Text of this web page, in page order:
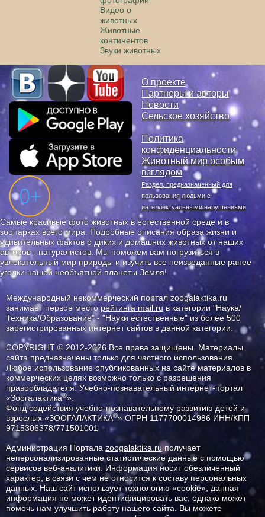
Видео о
животных
Животные
континентов
Звуки животных
О проекте
Партнеры и авторы
Новости
Сельское хозяйство
Политика
конфиденциальности
Животный мир особым
взглядом
Раздел, предназначенный для
пользования людьми с
интеллектуальными нарушениями
Самые красивые фото животных в естественной среде и в
зоопарках всего мира. Подробные описания образа жизни и
удивительных фактов о диких и домашних животных от наших
авторов - натуралистов. Мы поможем вам погрузиться в
увлекательный мир природы и изучить все неизведанные ранее
уголки нашей необъятной планеты Земля!
Международный некоммерческий портал zoogalaktika.ru
занимает первое месторейтинга mail.ru в категории "Наука/
Техника/Образование" - "Науки естественные" из более 500
зарегистрированных интернет сайтов в данной категории.
COPYRIGHT © 2012-2026 Все права защищены. Материалы
сайта предназначены только для частного использования.
Любое использование опубликованных на сайте материалов в
коммерческих целях возможно только с разрешения
правообладателя: Учебно-познавательный интернет-портал
«Зоогалактика®».
Фонд содействия учебно-познавательному развитию детей и
взрослых «ЗООГАЛАКТИКА®» ОГРН 1177700014986 ИНН/КПП
9715306378/771501001
Администрация Портала zoogalaktika.ruполучает
неперсонализированные статистические данные с помощью
сервисов веб-аналитики. Информация носит обезличенный
характер, в связи с чем не относится к составу персональных
данных. Наш сайт использует технологию «cookie», данная
информация не может идентифицировать вас, однако может
помочь нам улучшить работу нашего сайта. Вы можете